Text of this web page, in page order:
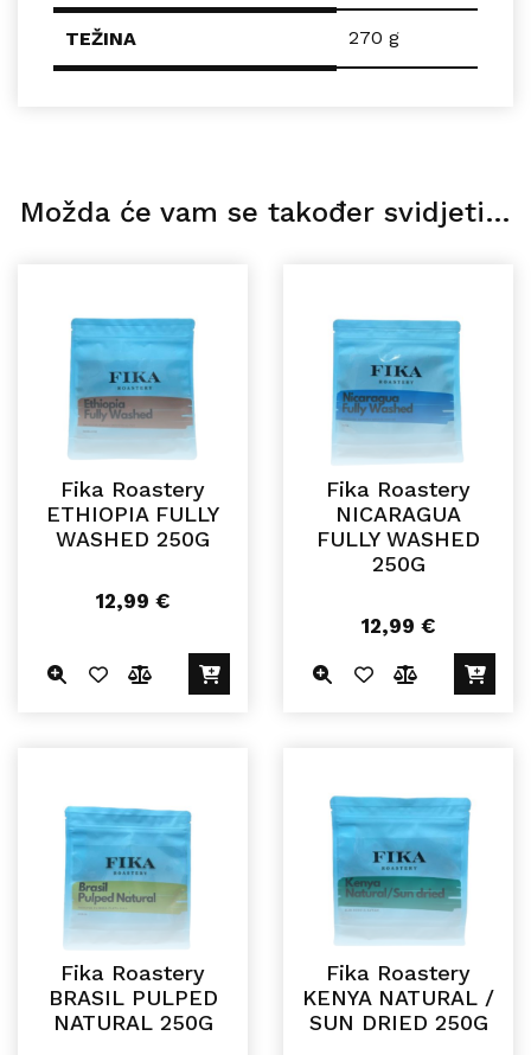
TEŽINA 270 g
Možda će vam se također svidjeti…
Fika Roastery
ETHIOPIA FULLY
WASHED 250G
12,99 €
Fika Roastery
NICARAGUA
FULLY WASHED
250G
12,99 €
Fika Roastery
BRASIL PULPED
NATURAL 250G
Fika Roastery
KENYA NATURAL /
SUN DRIED 250G